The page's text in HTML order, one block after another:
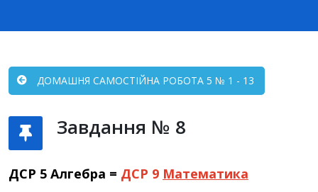
ДОМАШНЯ САМОСТІЙНА РОБОТА 5 № 1 - 13
Завдання № 8
ДСР 5 Алгебра = ДСР 9 Математика